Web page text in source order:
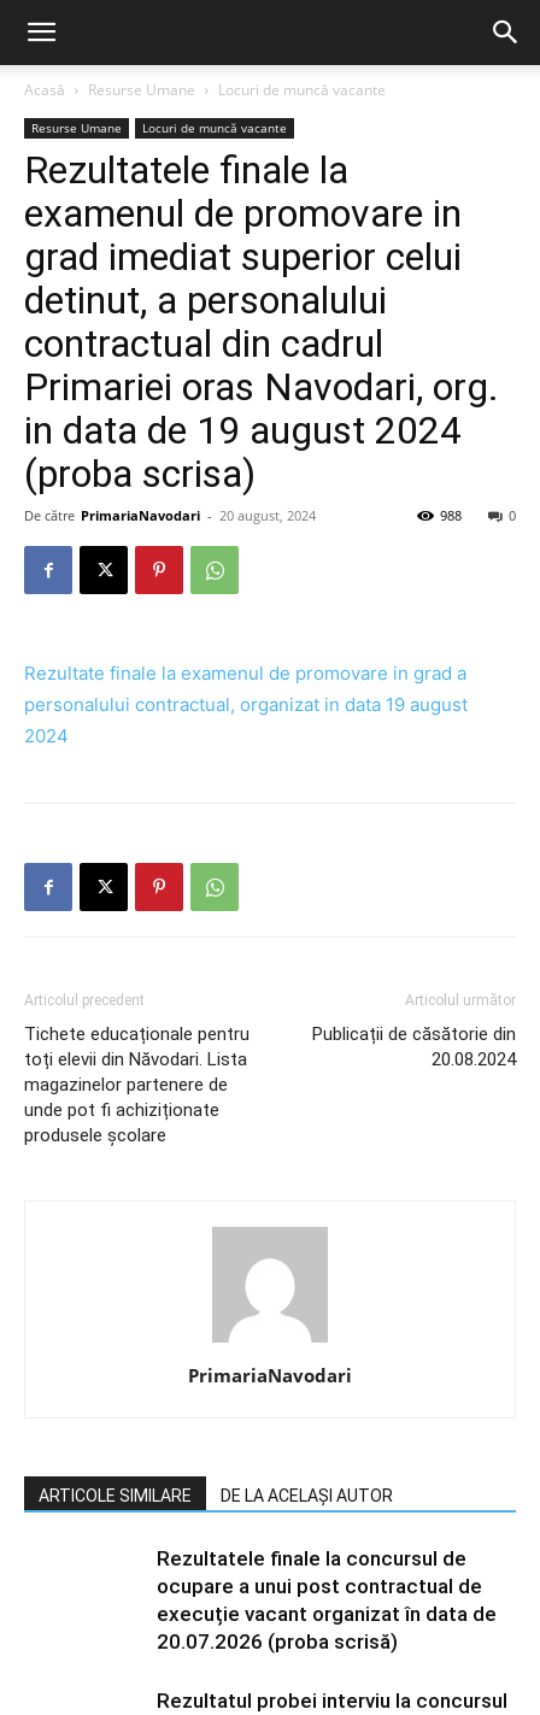
Acasă Resurse Umane Locuri de muncă vacante
Resurse Umane Locuri de muncă vacante
Rezultatele finale la
examenul de promovare in
grad imediat superior celui
detinut, a personalului
contractual din cadrul
Primariei oras Navodari, org.
in data de 19 august 2024
(proba scrisa)
De către PrimariaNavodari - 20 august, 2024 0
988
Rezultate finale la examenul de promovare in grad a
personalului contractual, organizat in data 19 august
2024
Articolul precedent
Tichete educaționale pentru
toți elevii din Năvodari. Lista
magazinelor partenere de
unde pot fi achiziționate
produsele școlare
Articolul următor
Publicații de căsătorie din
20.08.2024
PrimariaNavodari
ARTICOLE SIMILARE DE LA ACELAȘI AUTOR
Rezultatele finale la concursul de
ocupare a unui post contractual de
execuție vacant organizat în data de
20.07.2026 (proba scrisă)
Rezultatul probei interviu la concursul